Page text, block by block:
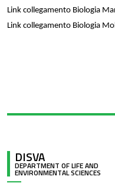
Link collegamento Biologia
Link collegamento Biologia
DISVA
DEPARTMENT OF LIFE AND
ENVIRONMENTAL SCIENCES